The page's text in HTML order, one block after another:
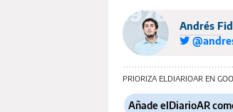
Andrés
PRIORIZA ELDIARIOAR EN
Añade elDiarioAR